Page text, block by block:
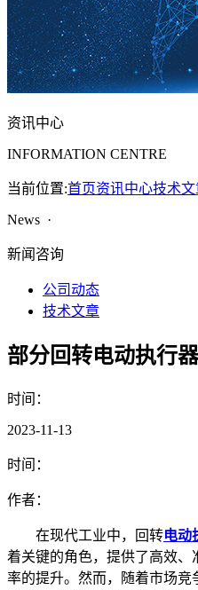
资讯中心
INFORMATION CENTRE
当前位置:首页资讯中心技术文
News ·
新闻咨询
公司动态
技术文章
部分回转电动执行
时间：
2023-11-13
时间：
作者：
在现代工业中，回转电动
着关键的角色，提供了高效
率的提升。然而，随着市场